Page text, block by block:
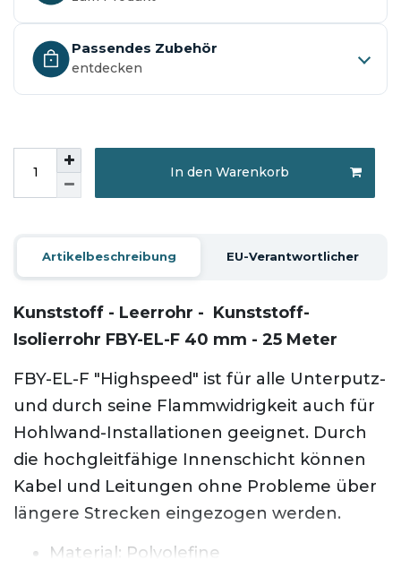
Passendes Zubehör
entdecken
In den Warenkorb
Artikelbeschreibung EU-Verantwortlicher
Kunststoff - Leerrohr - Kunststoff-
Isolierrohr FBY-EL-F 40 mm - 25 Meter
FBY-EL-F "Highspeed" ist für alle Unterputz-
und durch seine Flammwidrigkeit auch für
Hohlwand-Installationen geeignet. Durch
die hochgleitfähige Innenschicht können
Kabel und Leitungen ohne Probleme über
längere Strecken eingezogen werden.
Material: Polyolefine